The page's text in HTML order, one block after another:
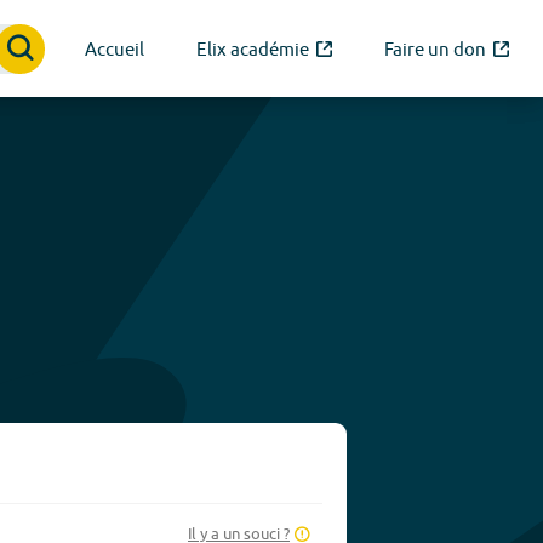
Accueil Elix académie Faire un don
Il y a un souci ?